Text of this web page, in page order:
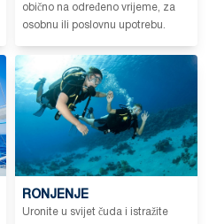
obično na određeno vrijeme, za
osobnu ili poslovnu upotrebu.
RONJENJE
Uronite u svijet čuda i istražite